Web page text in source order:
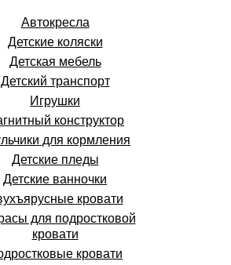
Автокресла
Детские коляски
Детская мебель
Детский транспорт
Игрушки
конструктор
для кормления
Детские пледы
Детские ванночки
кровати
для подростковой
кровати
кровати